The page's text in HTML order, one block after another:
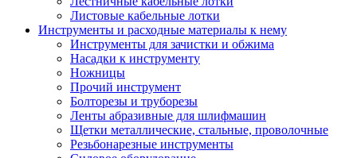
Листовые кабельные лотки
Инструменты и расходные материалы к нему
Инструменты для зачистки и обжима
Насадки к инструменту
Ножницы
Прочий инструмент
Болторезы и труборезы
Ленты абразивные для шлифмашин
Щетки металлические, стальные, проволочные
Резьбонарезные инструменты